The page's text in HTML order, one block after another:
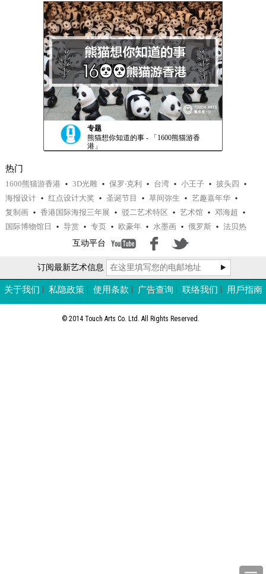
专题
熊猫想你知道的事 - 「1600熊猫游香
港」
邓海超专访 － 策展 · 人生 - 下集「策
展人生篇」(附短片)
热门
1600熊猫游香港 3D光雕 保罗‧克利 台湾 小王子
披头四
海报设计
红点设计大奖 圣诞节目 草间弥生
艺趣嘉年华
复制画
香港国际海报三年展 驳二艺术特区 艺术馆
邓海超
国际博物馆日
导赏 专页 欧豪年 水墨画 俄罗斯
法贝热
互动平台
订阅最新艺术信息
关于我们 私隐政策 使用条款 广告查询 联络我们 用戶指南
© 2014 Touch Arts Co. Ltd. All Rights Reserved.